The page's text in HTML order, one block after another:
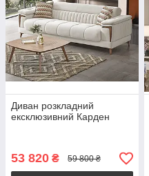
Диван розкладний
ексклюзивний Карден
53 820 ₴ 59 800 ₴